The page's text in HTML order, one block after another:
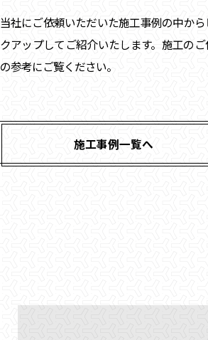
当社にご依頼いただいた施工事例の中か
クアップしてご紹介いたします。施工の
の参考にご覧ください。
施工事例一覧へ